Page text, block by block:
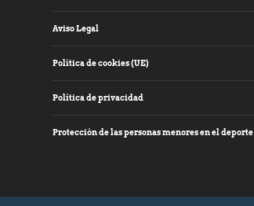
Aviso Legal
Política de cookies (UE)
Política de privacidad
Protección de las personas menores en el deporte